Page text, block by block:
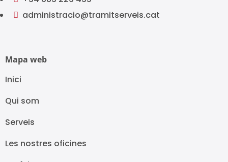
 administracio@tramitserveis.cat
Mapa web
Inici
Qui som
Serveis
Les nostres oficines